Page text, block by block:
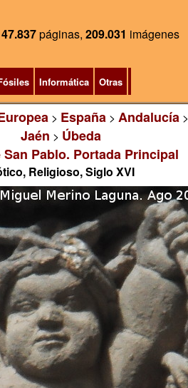
47.837páginas, 209.031 imágenes
Informática Otras
> España> Andalucía>
Jaén > Úbeda
San Pablo. Portada Principal
Religioso, Siglo XVI